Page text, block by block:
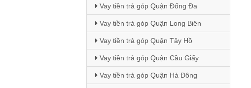
Vay tiền trả góp Quận Đống Đa
Vay tiền trả góp Quận Long Biên
Vay tiền trả góp Quận Tây Hồ
Vay tiền trả góp Quận Cầu Giấy
Vay tiền trả góp Quận Hà Đông